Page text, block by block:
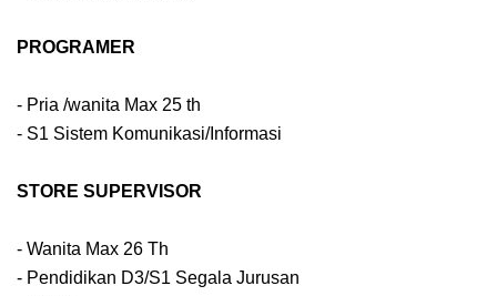
PROGRAMER
- Pria /wanita Max 25 th
- S1 Sistem Komunikasi/Informasi
STORE SUPERVISOR
- Wanita Max 26 Th
- Pendidikan D3/S1 Segala Jurusan